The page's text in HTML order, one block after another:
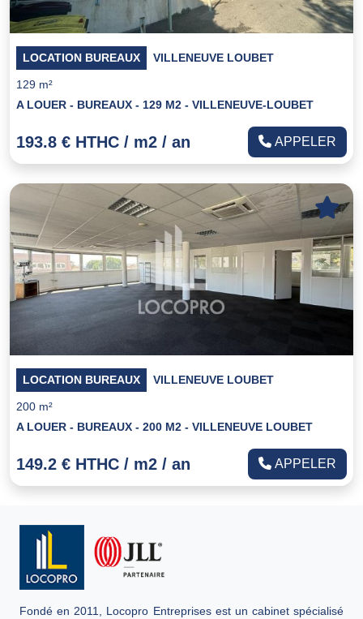
LOCATION BUREAUX VILLENEUVE LOUBET
129 m²
A LOUER - BUREAUX - 129 M2 - VILLENEUVE-LOUBET
193.8 € HTHC / m2 / an APPELER
LOCATION BUREAUX VILLENEUVE LOUBET
200 m²
A LOUER - BUREAUX - 200 M2 - VILLENEUVE LOUBET
149.2 € HTHC / m2 / an APPELER
Fondé en 2011, Locopro Entreprises est un cabinet spécialisé